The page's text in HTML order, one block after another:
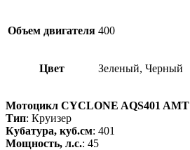
Объем двигателя 400
Цвет Зеленый, Черный
Мотоцикл CYCLONE AQS401 AMT
Тип: Круизер
Кубатура, куб.см: 401
Мощность, л.с.: 45